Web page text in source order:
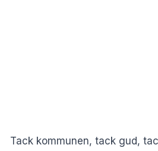
Tack kommunen, tack gud,